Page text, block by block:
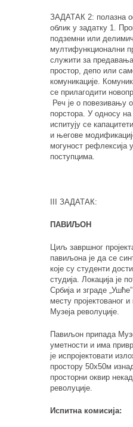
ЗАДАТАК 2: полазна
облик у задатку 1.
подземни или
мултифункционални
служити за
простор, депо или
комуникације.
се прилагодити
Реч је о повезивању
порстора. У односу
испитују се
и његове
могуност рефлексија
поступцима.
III ЗАДАТАК:
ПАВИЉОН
Циљ завршног
павиљона је да се
које су студенти
студија. Локација је
Србија и зграде
месту пројектованог
Музеја револуције.
Павиљон припада
уметности и има
је испројектовати
простору 50х50м
просторни оквир
револуције.
Испитна комисија: